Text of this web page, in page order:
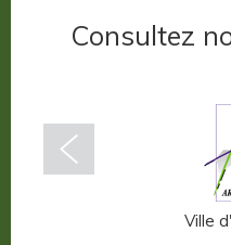
Consultez
Ville